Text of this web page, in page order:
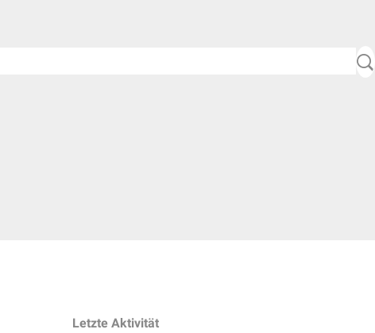
Letzte Aktivität